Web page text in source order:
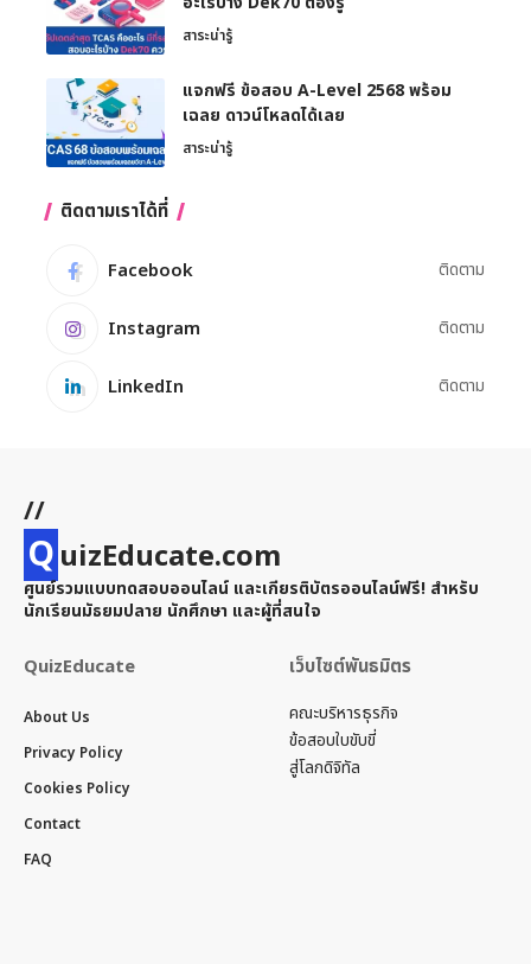
สาระน่ารู้
แจกฟรี ข้อสอบ A-Level 2568 พร้อม
เฉลย ดาวน์โหลดได้เลย
สาระน่ารู้
ติดตามเราได้ที่
Facebook ติดตาม
Instagram ติดตาม
LinkedIn ติดตาม
//
QuizEducate.com
ศูนย์รวมแบบทดสอบออนไลน์ และเกียรติบัตรออนไลน์ฟรี! สำหรับ
นักเรียนมัธยมปลาย นักศึกษา และผู้ที่สนใจ
QuizEducate
About Us
Privacy Policy
Cookies Policy
Contact
FAQ
เว็บไซต์พันธมิตร
คณะบริหารธุรกิจ
ข้อสอบใบขับขี่
สู่โลกดิจิทัล